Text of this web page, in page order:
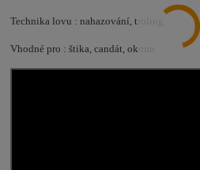
Technika lovu : nahazování, troling
Vhodné pro : štika, candát, okoun